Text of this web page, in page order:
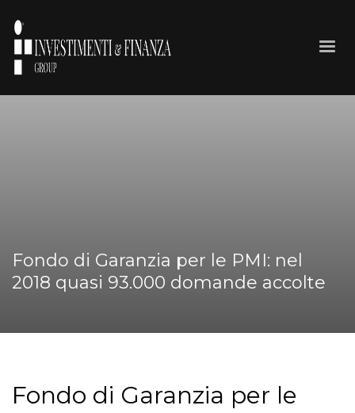
Fondo di Garanzia per le PMI: nel
2018 quasi 93.000 domande accolte
Fondo di Garanzia per le